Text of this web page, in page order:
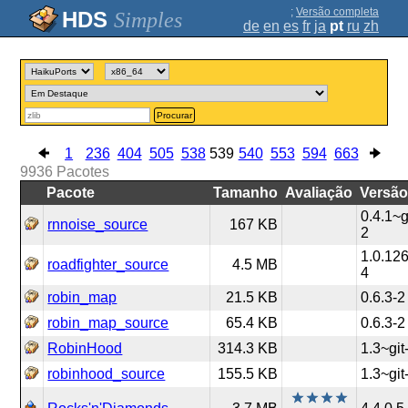
Simples ; Versão completa
de en es fr ja pt ru zh
Procurar
1 236 404 505 538 539 540 553 594 663
9936 Pacotes
Pacote
Tamanho Avaliação Versão
rnnoise_source 167 KB
2
roadfighter_source 4.5 MB
4
robin_map
21.5 KB
0.6.3-2
robin_map_source
65.4 KB
0.6.3-2
RobinHood
314.3 KB
robinhood_source
155.5 KB